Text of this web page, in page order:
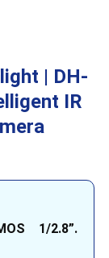
| DH-
IR
1/2.8”.